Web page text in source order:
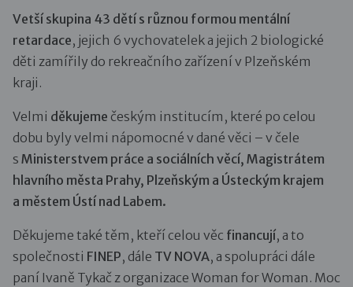
Vetší skupina 43 dětí s různou formou mentální
retardace, jejich 6 vychovatelek a jejich 2 biologické
děti zamířily do rekreačního zařízení v Plzeňském
kraji.
Velmi děkujeme českým institucím, které po celou
dobu byly velmi nápomocné v dané věci – v čele
s Ministerstvem práce a sociálních věcí, Magistrátem
hlavního města Prahy, Plzeňským a Ústeckým krajem
a městem Ústí nad Labem.
Děkujeme také těm, kteří celou věc financují, a to
společnosti FINEP, dále TV NOVA, a spolupráci dále
paní Ivaně Tykač z organizace Woman for Woman. Moc